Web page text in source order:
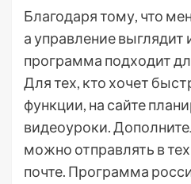
Благодаря тому, что
а управление выглядит
программа подходит
Для тех, кто хочет
функции, на сайте
видеоуроки.
можно отправлять в
почте. Программа